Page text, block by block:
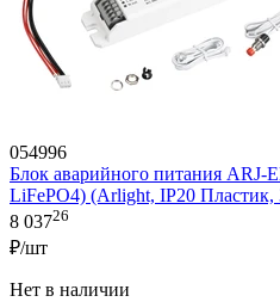
054996
Блок аварийного питания ARJ-
LiFePO4) (Arlight, IP20 Пластик,
8 03726
₽/шт
Нет в наличии